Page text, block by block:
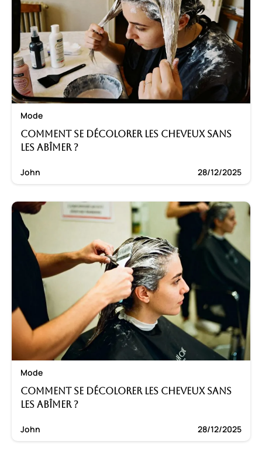
Mode
Comment se décolorer les cheveux sans
les abîmer ?
John 28/12/2025
Mode
Comment se décolorer les cheveux sans
les abîmer ?
John 28/12/2025